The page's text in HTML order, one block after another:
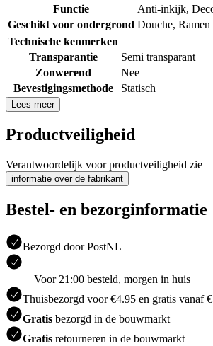
Functie
Anti-inkijk,
Geschikt voor ondergrond Douche, Ramen
Technische kenmerken
Transparantie
Semi transparant
Zonwerend
Nee
Bevestigingsmethode
Statisch
Lees meer
Productveiligheid
Verantwoordelijk voor productveiligheid zie
informatie over de fabrikant
Bestel- en bezorginformatie
Bezorgd door PostNL
Voor 21:00 besteld, morgen in huis
Thuisbezorgd voor €4.95 en gratis vanaf
Gratis bezorgd in de bouwmarkt
Gratis retourneren in de bouwmarkt